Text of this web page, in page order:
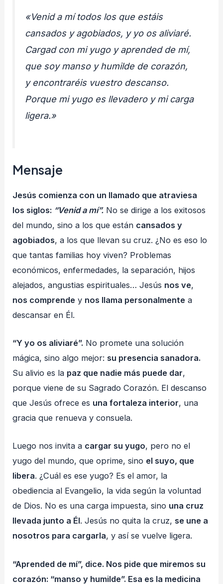
«Venid a mí todos los que estáis
cansados y agobiados, y yo os aliviaré.
Cargad con mi yugo y aprended de mí,
que soy manso y humilde de corazón,
y encontraréis vuestro descanso.
Porque mi yugo es llevadero y mi carga
ligera.»
Mensaje
Jesús comienza con un llamado que atraviesa
los siglos: “Venid a mí”. No se dirige a los exitosos
del mundo, sino a los que están cansados y
agobiados, a los que llevan su cruz. ¿No es eso lo
que tantas familias hoy viven? Problemas
económicos, enfermedades, la separación, hijos
alejados, angustias espirituales… Jesús nos ve,
nos comprende y nos llama personalmente a
descansar en Él.
“Y yo os aliviaré”. No promete una solución
mágica, sino algo mejor: su presencia sanadora.
Su alivio es la paz que nadie más puede dar,
porque viene de su Sagrado Corazón. El descanso
que Jesús ofrece es una fortaleza interior, una
gracia que renueva y consuela.
Luego nos invita a cargar su yugo, pero no el
yugo del mundo, que oprime, sino el suyo, que
libera. ¿Cuál es ese yugo? Es el amor, la
obediencia al Evangelio, la vida según la voluntad
de Dios. No es una carga impuesta, sino una cruz
llevada junto a Él. Jesús no quita la cruz, se une a
nosotros para cargarla, y así se vuelve ligera.
“Aprended de mí”, dice. Nos pide que miremos su
corazón: “manso y humilde”. Esa es la medicina